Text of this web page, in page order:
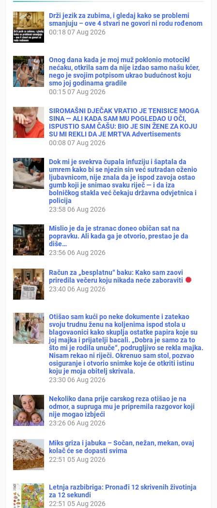
Drži jezik za zubima, i gledaj kako se problemi
smanjuju – ove 4 stvari ne govori ni rodu rođenom
00:18 07 Aug 2026
Onog dana kada je moj muž poklonio motocikl
nećaku, otkrila sam da nije izdao samo našu kćer,
nego je svojim potpisom ukrao budućnost koju
smo joj godinama gradile
00:1507 Aug 2026
SIROMAŠNI DJEČAK VRATIO JE TENISICE MOGA
SINA — ALI KADA SAM MU POGLEDAO U OČI,
ISPUSTIO SAM ČAŠU: BIO JE SIN ŽENE ZA KOJU
SU MI REKLI DA JE MRTVA Advertisements
00:08 07 Aug 2026
Dok mi je svekrva čupala infuziju i šaptala da
umrem kako bi se njezin sin već sutradan oženio
ljubavnicom, nije znala da je ispod zavoja ostao
gumb koji je snimao svaku riječ — i da iza
bolničkog stakla već čekaju državna odvjetnica i
policija
23:58 06 Aug 2026
Mislio je da je stranac doneo običan sat na
popravku. Ali kada ga je otvorio, prestao je da
diše…
23:56 06 Aug 2026
Račun za „besplatnu“ baku: Kako sam zaovi
priredila večeru koju nikada neće zaboraviti
23:40 06 Aug 2026
Otišao sam kući po neke dokumente i zatekao
svoju trudnu ženu na koljenima ispod stola u
blagovaonici kako skuplja ostatke papira koje su
joj majka i prijatelji bacali. „Dobra je samo za to
što mi je rodila unuče“, podrugljivo se rekla majka.
Nisam rekao ni riječi. Okrenuo sam stol, pozvao
osiguranje i otvorio snimke koje će otkriti istinu
koju je moja obitelj skrivala.
23:30 06 Aug 2026
Nekoliko dana prije carskog reza otišao je na
odmor, a supruga mu je pripremila razgovor koji
nije mogao izbjeći
23:26 06 Aug 2026
Miks griza i jabuka – Sočan, nežan, mekan, ovaj
kolač će se dopasti svima
22:51 05 Aug 2026
Letnja razbibriga: Pronađi 12 skrivenih životinja
za 12 sekundi
22:51 05 Aug 2026